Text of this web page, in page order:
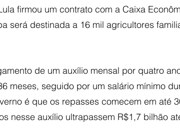
firmou um contrato com a Caixa
será destinada a 16 mil agricultores
de um auxílio mensal por quatro
meses, seguido por um salário mínimo
é que os repasses comecem em até
nesse auxílio ultrapassem R$1,7 bilhão